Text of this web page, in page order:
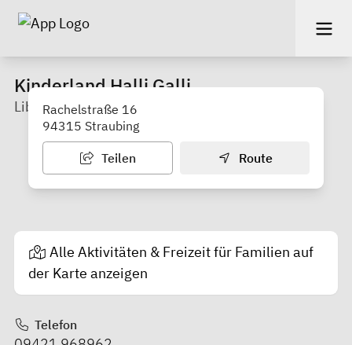
Kinderland Halli Galli
Liberty-center
Rachelstraße 16
94315 Straubing
Teilen Route
Alle Aktivitäten & Freizeit für Familien auf
der Karte anzeigen
Telefon